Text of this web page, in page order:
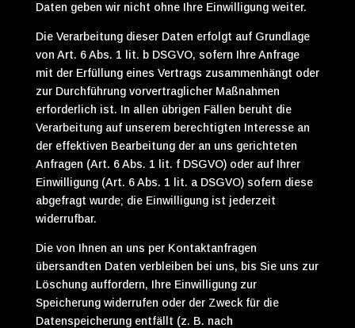
Daten geben wir nicht ohne Ihre Einwilligung weiter.
Die Verarbeitung dieser Daten erfolgt auf Grundlage
von Art. 6 Abs. 1 lit. b DSGVO, sofern Ihre Anfrage
mit der Erfüllung eines Vertrags zusammenhängt oder
zur Durchführung vorvertraglicher Maßnahmen
erforderlich ist. In allen übrigen Fällen beruht die
Verarbeitung auf unserem berechtigten Interesse an
der effektiven Bearbeitung der an uns gerichteten
Anfragen (Art. 6 Abs. 1 lit. f DSGVO) oder auf Ihrer
Einwilligung (Art. 6 Abs. 1 lit. a DSGVO) sofern diese
abgefragt wurde; die Einwilligung ist jederzeit
widerrufbar.
Die von Ihnen an uns per Kontaktanfragen
übersandten Daten verbleiben bei uns, bis Sie uns zur
Löschung auffordern, Ihre Einwilligung zur
Speicherung widerrufen oder der Zweck für die
Datenspeicherung entfällt (z. B. nach